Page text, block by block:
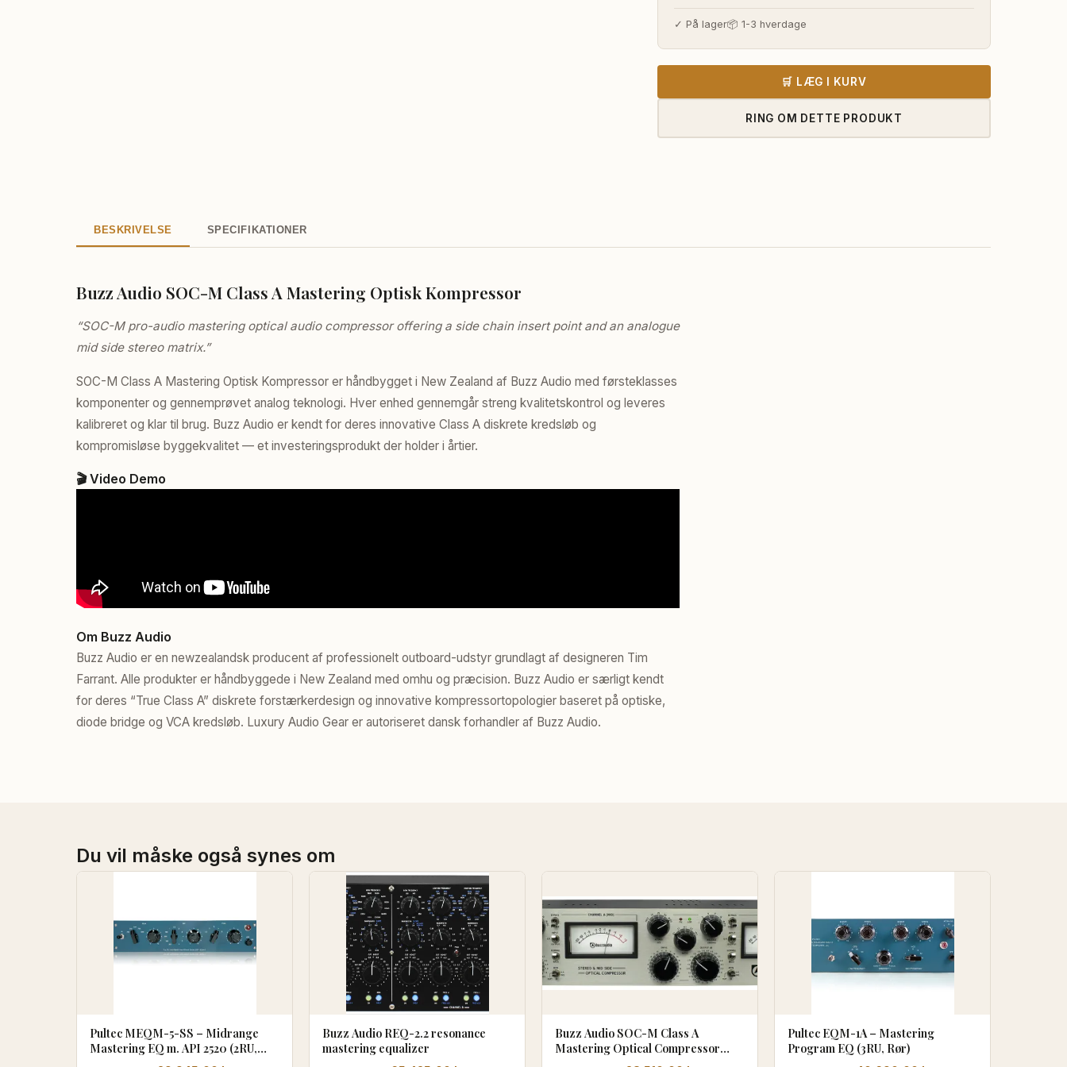
pris
var:
30.620,00 kr..
pris
er:
28.510,00 kr..
✓ På lager📦 1-3 hverdage
🛒 LÆG I KURV
RING OM DETTE PRODUKT
BESKRIVELSE SPECIFIKATIONER
Buzz Audio SOC-M Class A Mastering Optisk Kompressor
“SOC-M pro-audio mastering optical audio compressor offering a side chain insert point and an analogue
mid side stereo matrix.”
SOC-M Class A Mastering Optisk Kompressor er håndbygget i New Zealand af Buzz Audio med førsteklasses
komponenter og gennemprøvet analog teknologi. Hver enhed gennemgår streng kvalitetskontrol og leveres
kalibreret og klar til brug. Buzz Audio er kendt for deres innovative Class A diskrete kredsløb og
kompromisløse byggekvalitet — et investeringsprodukt der holder i årtier.
🎬 Video Demo
Om Buzz Audio
Buzz Audio er en newzealandsk producent af professionelt outboard-udstyr grundlagt af designeren Tim
Farrant. Alle produkter er håndbyggede i New Zealand med omhu og præcision. Buzz Audio er særligt kendt
for deres “True Class A” diskrete forstærkerdesign og innovative kompressortopologier baseret på optiske,
diode bridge og VCA kredsløb. Luxury Audio Gear er autoriseret dansk forhandler af Buzz Audio.
Du vil måske også synes om
Pultec MEQM-5-SS – Midrange
Mastering EQ m. API 2520 (2RU,
Buzz Audio REQ-2.2 resonance
mastering equalizer
Buzz Audio SOC-M Class A
Mastering Optical Compressor
(transformerløs version)
Pultec EQM-1A – Mastering
Program EQ (3RU, Rør)